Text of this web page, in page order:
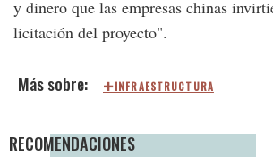
y dinero que las empresas chinas
licitación del proyecto".
INFRAESTRUCTURA
RECOMENDACIONES